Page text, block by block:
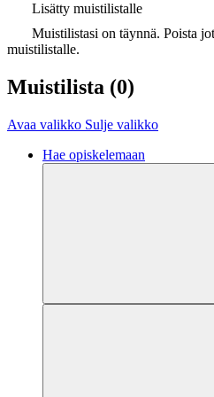
Lisätty muistilistalle
Muistilistasi on täynnä. Poista
muistilistalle.
Muistilista (0)
Avaa valikko Sulje valikko
Hae opiskelemaan